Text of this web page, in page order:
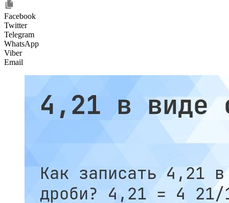
Facebook
Twitter
Telegram
WhatsApp
Viber
Email